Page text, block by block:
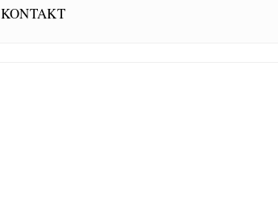
KONTAKT